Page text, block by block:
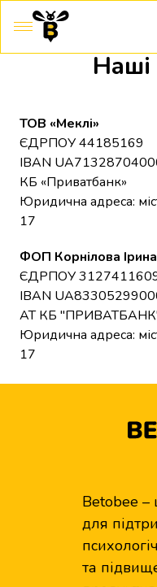
Наші
ТОВ «Меклі»
ЄДРПОУ 44185169
IBAN
КБ «Приватбанк»
Юридична адреса:
17
ФОП Корнілова
ЄДРПОУ
IBAN
АТ КБ
Юридична адреса:
17
Betobee
для
та